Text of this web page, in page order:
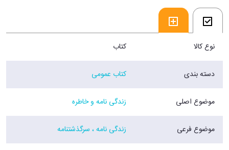
نوع کالا کتاب
دسته بندی کتاب عمومی
موضوع اصلی زندگی نامه و خاطره
موضوع فرعی زندگی نامه ، سرگذشتنامه